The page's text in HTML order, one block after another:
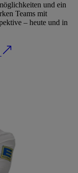
und ein
Teams mit
– heute und in